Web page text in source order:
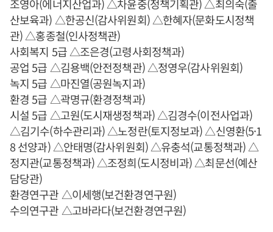
조영아(에너지산업과) △차윤중(정책기획관) △최의숙(출
산보육과) △한공신(감사위원회) △한혜자(문화도시정책
관) △홍종철(인사정책관)
사회복지 5급 △조은경(고령사회정책과)
공업 5급 △김용백(안전정책관) △정영우(감사위원회)
녹지 5급 △마진열(공원녹지과)
환경 5급 △곽명규(환경정책과)
시설 5급 △고원(도시재생정책과) △김경수(이전사업과)
△김기수(하수관리과) △노정란(토지정보과) △신영환(5·1
8 선양과) △안태명(감사위원회) △유충석(교통정책과) △
정지관(교통정책과) △조정희(도시정비과) △최문선(예산
담당관)
환경연구관 △이세행(보건환경연구원)
수의연구관 △고바라다(보건환경연구원)